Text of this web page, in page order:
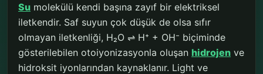
Su molekülü kendi başına zayıf bir elektriksel
iletkendir. Saf suyun çok düşük de olsa sıfır
olmayan iletkenliği, H₂O ⇌ H⁺ + OH⁻ biçiminde
gösterilebilen otoiyonizasyonla oluşan hidrojen ve
hidroksit iyonlarından kaynaklanır. Light ve